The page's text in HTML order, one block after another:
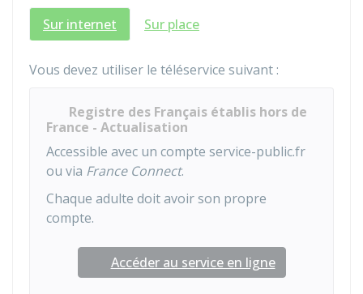
Sur internet
Sur place
Vous devez utiliser le téléservice suivant :
Registre des Français établis hors de
France - Actualisation
Accessible avec un compte service-public.fr
ou via France Connect.
Chaque adulte doit avoir son propre
compte.
Accéder au service en ligne